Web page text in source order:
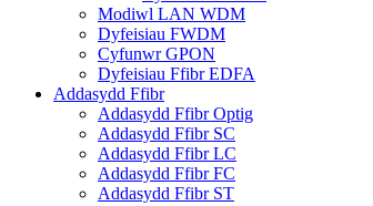
Modiwl LAN WDM
Dyfeisiau FWDM
Cyfunwr GPON
Dyfeisiau Ffibr EDFA
Addasydd Ffibr
Addasydd Ffibr Optig
Addasydd Ffibr SC
Addasydd Ffibr LC
Addasydd Ffibr FC
Addasydd Ffibr ST